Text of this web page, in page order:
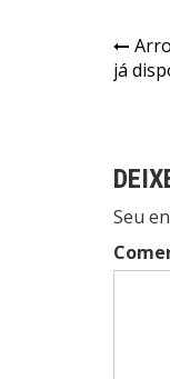
de
já
Seu